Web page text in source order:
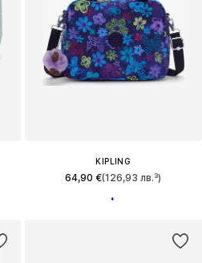
KIPLING
64,90 €(126,93 лв.³)